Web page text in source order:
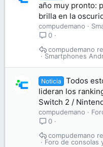
año muy pronto:
brilla en la
compudemano
0
Smartphones
compudemano
Noticia
Todos
lideran los
Switch 2 /
compudemano
0
Foro de consolas
compudemano